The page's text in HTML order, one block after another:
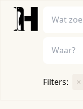
Filters: ×